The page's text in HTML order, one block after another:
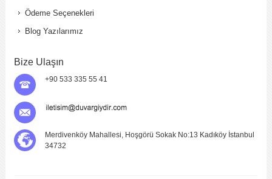
Ödeme Seçenekleri
Blog Yazılarımız
Bize Ulaşın
+90 533 335 55 41
Merdivenköy Mahallesi, Hoşgörü Sokak No:13 Kadıköy İstanbul
34732